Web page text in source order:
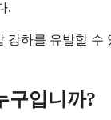
.
하를 유발할
구입니까?